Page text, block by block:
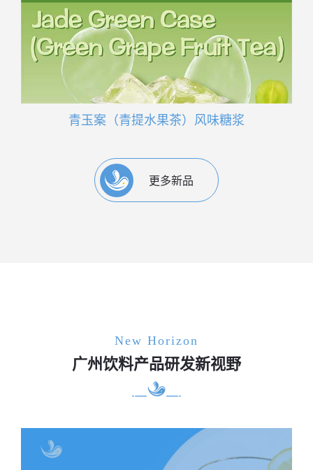
青玉案（青提水果茶）风味糖浆
更多新品
New Horizon
广州饮料产品研发新视野